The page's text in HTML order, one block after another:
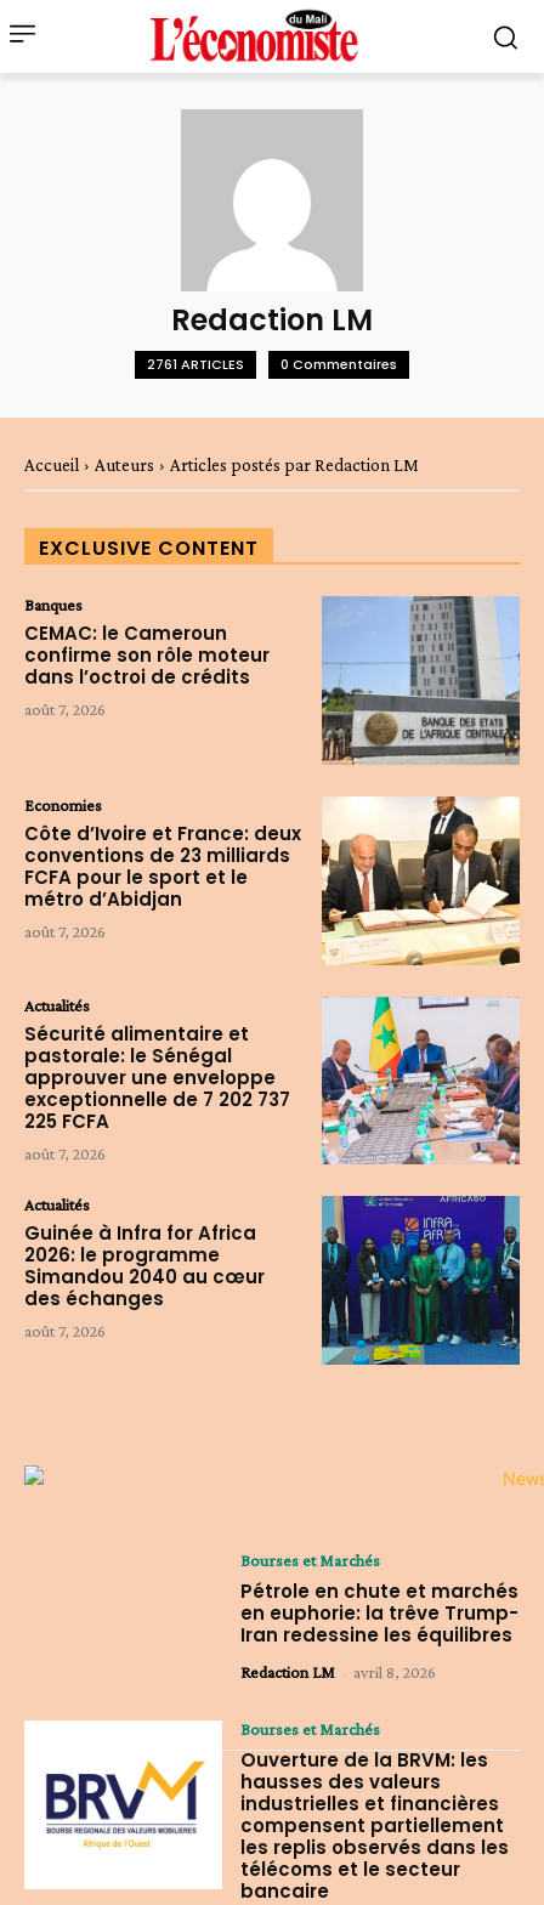
Redaction LM
2761 ARTICLES 0 Commentaires
Accueil Auteurs Articles postés par Redaction LM
EXCLUSIVE CONTENT
Banques
CEMAC: le Cameroun
confirme son rôle moteur
dans l’octroi de crédits
août 7, 2026
Economies
Côte d’Ivoire et France: deux
conventions de 23 milliards
FCFA pour le sport et le
métro d’Abidjan
août 7, 2026
Actualités
Sécurité alimentaire et
pastorale: le Sénégal
approuver une enveloppe
exceptionnelle de 7 202 737
225 FCFA
août 7, 2026
Actualités
Guinée à Infra for Africa
2026: le programme
Simandou 2040 au cœur
des échanges
août 7, 2026
Bourses et Marchés
Pétrole en chute et marchés
en euphorie: la trêve Trump-
Iran redessine les équilibres
Redaction LM - avril 8, 2026
Bourses et Marchés
Ouverture de la BRVM: les
hausses des valeurs
industrielles et financières
compensent partiellement
les replis observés dans les
télécoms et le secteur
bancaire